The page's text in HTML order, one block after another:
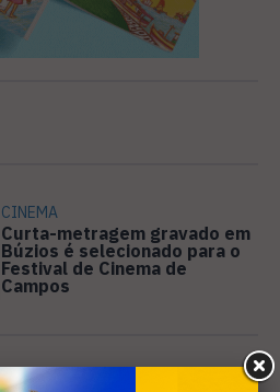
CINEMA
Curta-metragem gravado em
Búzios é selecionado para o
Festival de Cinema de
Campos